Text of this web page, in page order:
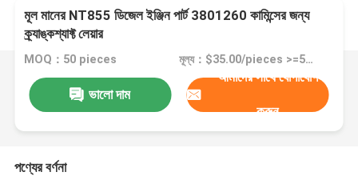
মূল মানের NT855 ডিজেল ইঞ্জিন পার্ট 3801260 কামিন্সের জন্য
ক্র্যাঙ্কশ্যাফ্ট লেয়ার
MOQ：50 pieces মূল্য：$35.00/pieces >=50 pieces
ভালো দাম
আমাদের সাথে যোগাযোগ
করুন
পণ্যের বর্ণনা